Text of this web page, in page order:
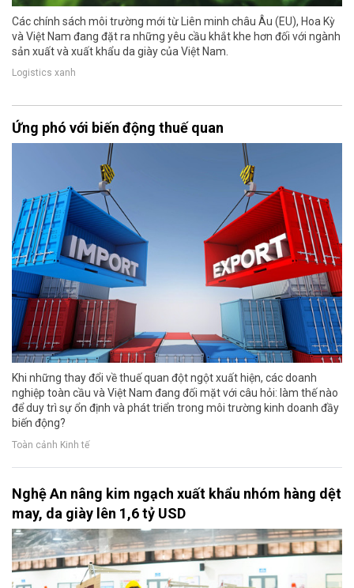
Các chính sách môi trường mới từ Liên minh châu Âu (EU), Hoa Kỳ
và Việt Nam đang đặt ra những yêu cầu khắt khe hơn đối với ngành
sản xuất và xuất khẩu da giày của Việt Nam.
Logistics xanh
Ứng phó với biến động thuế quan
Khi những thay đổi về thuế quan đột ngột xuất hiện, các doanh
nghiệp toàn cầu và Việt Nam đang đối mặt với câu hỏi: làm thế nào
để duy trì sự ổn định và phát triển trong môi trường kinh doanh đầy
biến động?
Toàn cảnh Kinh tế
Nghệ An nâng kim ngạch xuất khẩu nhóm hàng dệt
may, da giày lên 1,6 tỷ USD